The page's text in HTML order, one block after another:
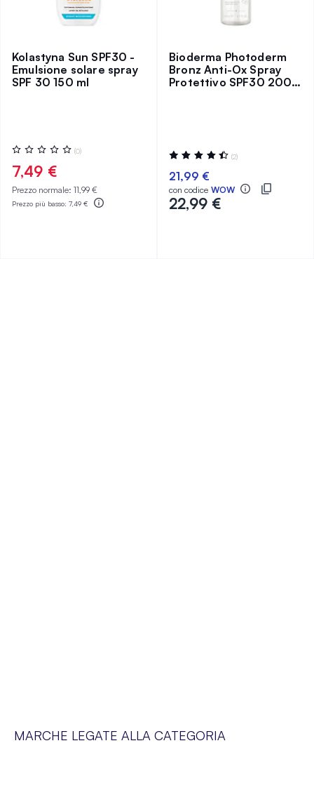
Kolastyna Sun SPF30 -
Emulsione solare spray
SPF 30 150 ml
Valutazione:
0%
(0)
7,49 €
Prezzo normale: 11,99 €
Prezzo più basso: 7,49 €
Bioderma Photoderm
Bronz Anti-Ox Spray
Protettivo SPF30 200
Valutazione:
90%
(2)
21,99 €
con codice WOW
22,99 €
MARCHE LEGATE ALLA CATEGORIA